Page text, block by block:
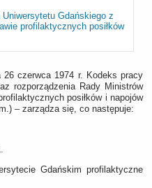
Gdańskiego z
profilaktycznych posiłków
czerwca 1974 r. Kodeks pracy
rozporządzenia Rady Ministrów
posiłków i napojów
– zarządza się, co następuje:
Gdańskim profilaktyczne